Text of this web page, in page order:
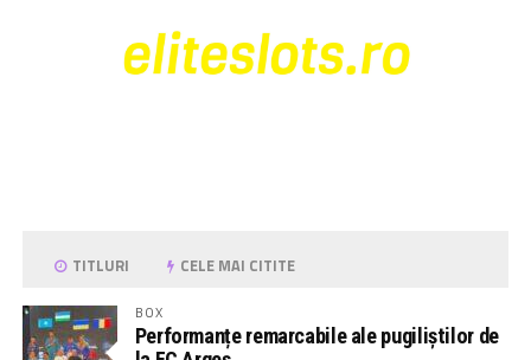
TITLURI CELE MAI CITITE
BOX
Performanțe remarcabile ale pugiliștilor de